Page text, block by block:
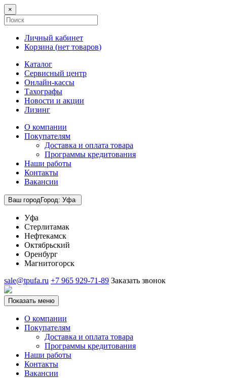
×
Личный кабинет
Корзина (нет товаров)
Каталог
Сервисный центр
Онлайн-кассы
Тахографы
Новости и акции
Лизинг
О компании
Покупателям
Доставка и оплата товара
Программы кредитования
Наши работы
Контакты
Вакансии
Ваш городГород: Уфа
Уфа
Стерлитамак
Нефтекамск
Октябрьский
Оренбург
Магнитогорск
sale@tpufa.ru +7 965 929-71-89 Заказать звонок
Показать меню
О компании
Покупателям
Доставка и оплата товара
Программы кредитования
Наши работы
Контакты
Вакансии